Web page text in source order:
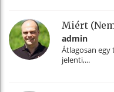
Miért
admin
Átlagosan egy
jelenti,...